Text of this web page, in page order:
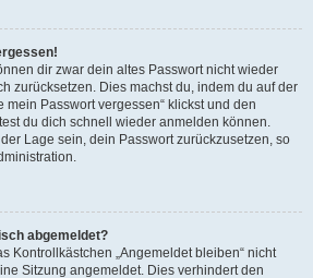
dir zwar dein altes Passwort nicht wieder
zurücksetzen. Dies machst du, indem du auf der
mein Passwort vergessen“ klickst und den
du dich schnell wieder anmelden können.
Lage sein, dein Passwort zurückzusetzen, so
abgemeldet?
Kontrollkästchen „Angemeldet bleiben“ nicht
Sitzung angemeldet. Dies verhindert den